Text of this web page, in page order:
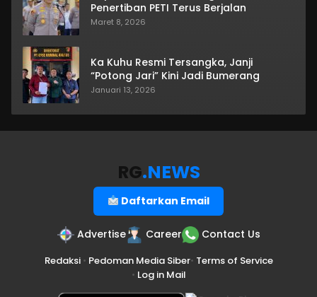
Penertiban PETI Terus Berjalan
Maret 8, 2026
Ka Kuhu Resmi Tersangka, Janji
“Potong Jari” Kini Jadi Bumerang
Januari 13, 2026
RG.NEWS
Daftarkan Email
Advertise Career Contact Us
Redaksi• Pedoman Media Siber• Terms of Service
• Log in Mail